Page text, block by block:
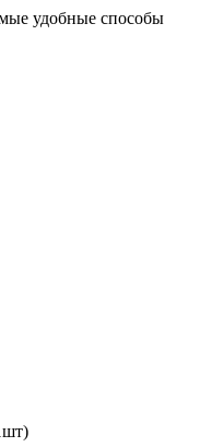
удобные способы